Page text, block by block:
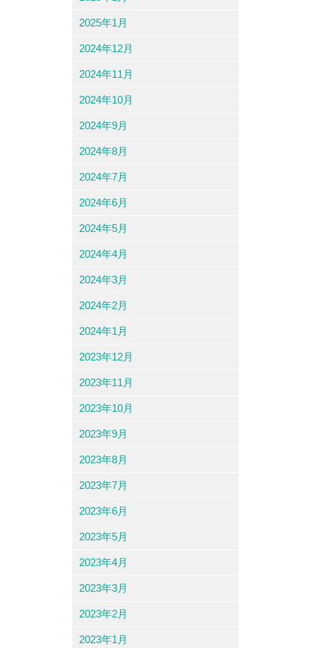
2025年1月
2024年12月
2024年11月
2024年10月
2024年9月
2024年8月
2024年7月
2024年6月
2024年5月
2024年4月
2024年3月
2024年2月
2024年1月
2023年12月
2023年11月
2023年10月
2023年9月
2023年8月
2023年7月
2023年6月
2023年5月
2023年4月
2023年3月
2023年2月
2023年1月